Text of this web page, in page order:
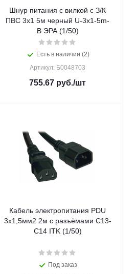
Шнур питания с вилкой с З/К
ПВС 3x1 5м черный U-3x1-5m-
B ЭРА (1/50)
Есть в наличии (2)
Артикул: Б0048703
755.67 руб./шт
Кабель электропитания PDU
3х1,5мм2 2м с разъёмами С13-
C14 ITK (1/50)
Под заказ